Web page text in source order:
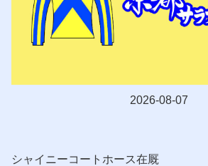
2026-08-07
シャイニーコートホース在厩